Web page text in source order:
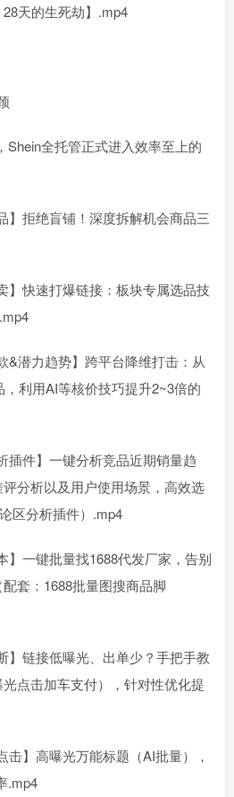
天的生死劫】.mp4
Shein全托管正式进入效率至上的
】拒绝盲铺！深度拆解机会商品三
】快速打爆链接：板块专属选品技
&潜力趋势】跨平台降维打击：从
利用AI等核价技巧提升2~3倍的
插件】一键分析竞品近期销量趋
分析以及用户使用场景，高效选
区分析插件）.mp4
】一键批量找1688代发厂家，告别
套：1688批量图搜商品脚
】链接低曝光、出单少？手把手教
点击加车支付），针对性优化提
击】高曝光万能标题（AI批量），
.mp4